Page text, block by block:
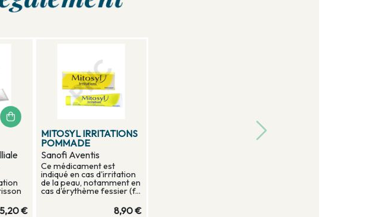
€
MITOSYL IRRITATIONS
POMMADE
Sanofi Aventis
Ce médicament est
indiqué en cas d'irritation
de la peau, notamment en
cas d'érythème fessier (f...
8,90 €